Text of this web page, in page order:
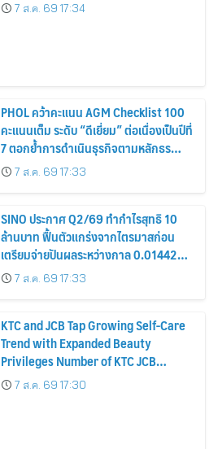
7 ส.ค. 69 17:34
PHOL คว้าคะแนน AGM Checklist 100
คะแนนเต็ม ระดับ “ดีเยี่ยม” ต่อเนื่องเป็นปีที่
7 ตอกย้ำการดำเนินธุรกิจตามหลักธร
รมาภิบาล โปร่งใส สร้างความเชื่อมั่นผู้ถือ
หุ้น
7 ส.ค. 69 17:33
SINO ประกาศ Q2/69 ทำกำไรสุทธิ 10
ล้านบาท ฟื้นตัวแกร่งจากไตรมาสก่อน
เตรียมจ่ายปันผลระหว่างกาล 0.014423
บาทต่อหุ้น ครึ่งปีหลังมุ่งเติบโตต่อเนื่อง
7 ส.ค. 69 17:33
KTC and JCB Tap Growing Self-Care
Trend with Expanded Beauty
Privileges Number of KTC JCB
Cardmembers Spending on
Cosmetics Rises 26%
7 ส.ค. 69 17:30